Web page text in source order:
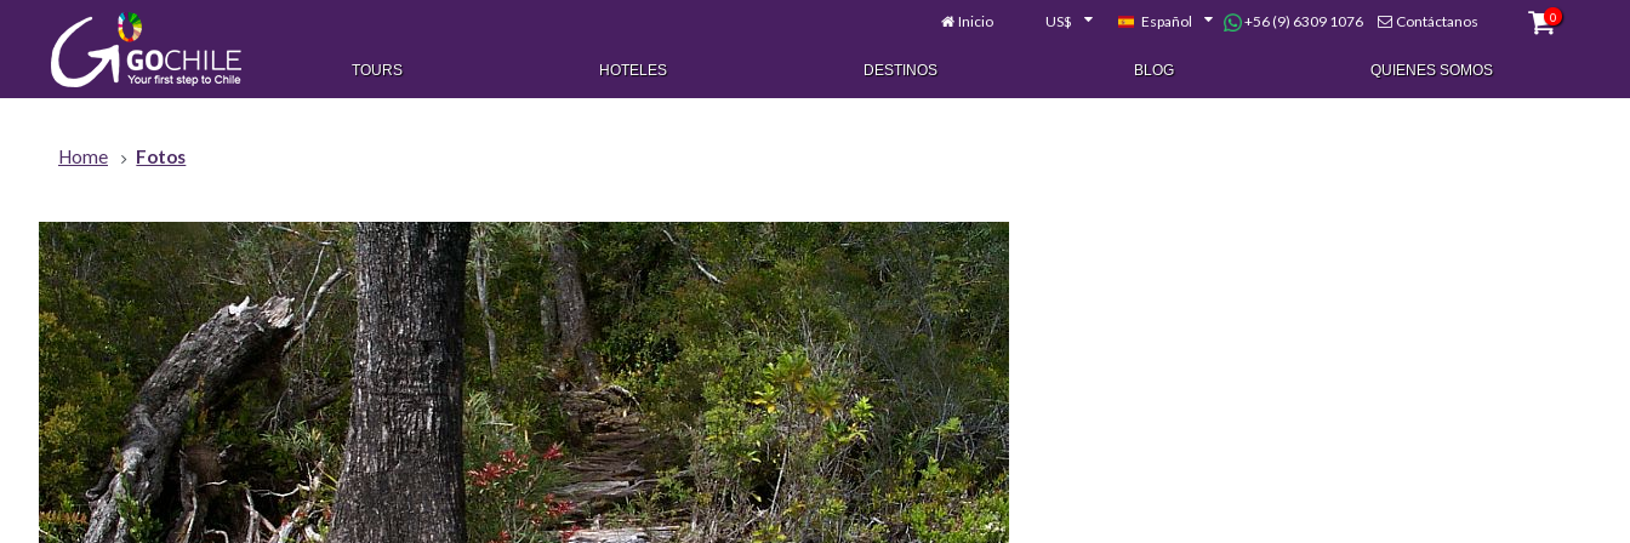
Inicio US$ Español +56 (9) 6309 1076 Contáctanos 0
TOURS HOTELES DESTINOS BLOG QUIENES SOMOS
Home Fotos